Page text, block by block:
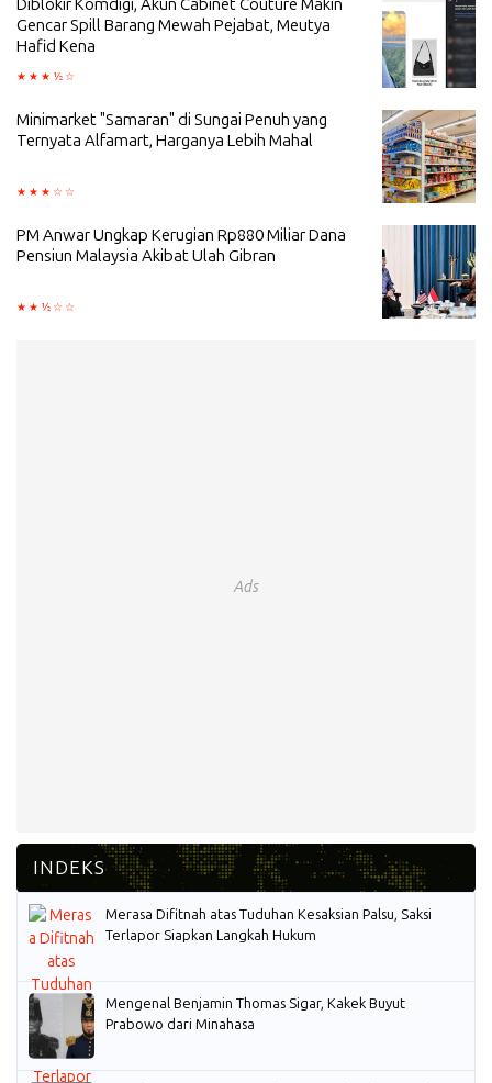
Diblokir Komdigi, Akun Cabinet Couture Makin
Gencar Spill Barang Mewah Pejabat, Meutya
Hafid Kena
Minimarket "Samaran" di Sungai Penuh yang
Ternyata Alfamart, Harganya Lebih Mahal
PM Anwar Ungkap Kerugian Rp880 Miliar Dana
Pensiun Malaysia Akibat Ulah Gibran
Ads
Merasa Difitnah atas Tuduhan Kesaksian Palsu, Saksi
Terlapor Siapkan Langkah Hukum
Mengenal Benjamin Thomas Sigar, Kakek Buyut
Prabowo dari Minahasa